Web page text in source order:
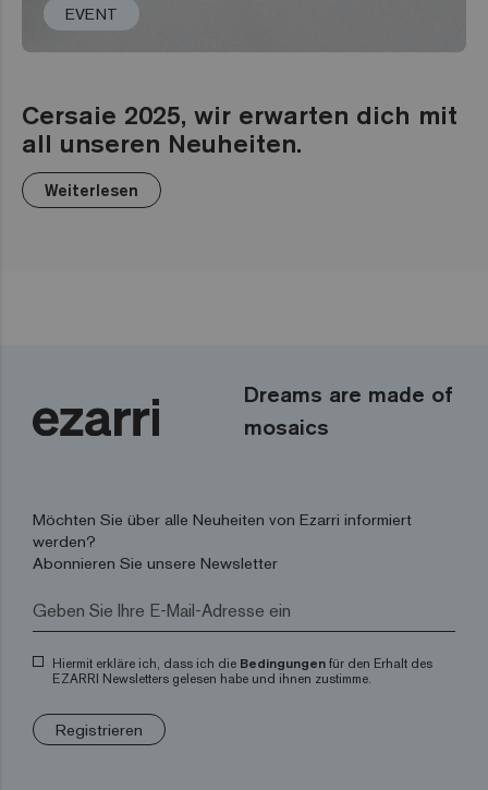
EVENT
Cersaie 2025, wir erwarten dich mit
all unseren Neuheiten.
Weiterlesen
Dreams are made of
mosaics
Möchten Sie über alle Neuheiten von Ezarri informiert
werden?
Abonnieren Sie unsere Newsletter
Hiermit erkläre ich, dass ich die Bedingungen für den Erhalt des
EZARRI Newsletters gelesen habe und ihnen zustimme.
Registrieren